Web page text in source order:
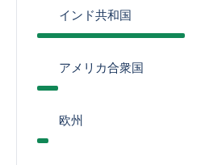
インド共和国
アメリカ合衆国
欧州